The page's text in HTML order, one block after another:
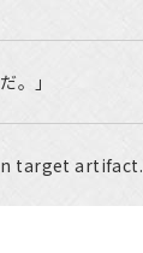
。」
target artifact.